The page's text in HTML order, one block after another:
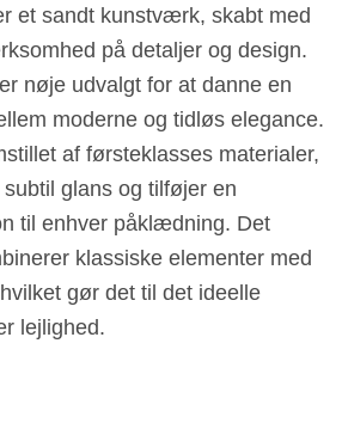
et sandt kunstværk, skabt med
på detaljer og design.
nøje udvalgt for at danne en
moderne og tidløs elegance.
af førsteklasses materialer,
glans og tilføjer en
til enhver påklædning. Det
klassiske elementer med
gør det til det ideelle
lejlighed.